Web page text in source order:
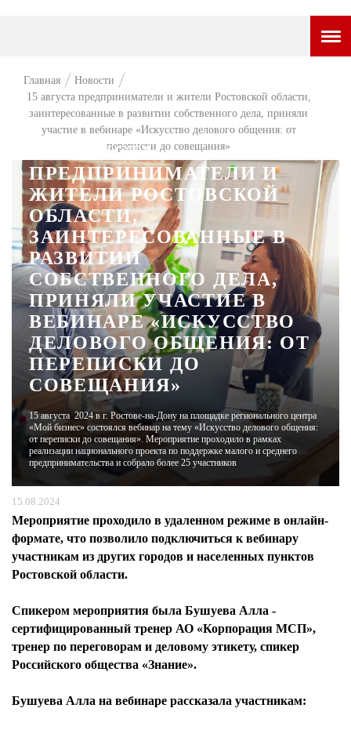
НОВОСТИ
ВОПРОС НЕДЕЛИ
ПРЕМЬЕРА
ТАМ И ТУТ
СТИЛЬ ЖИЗНИ
ХАЙП
ЧЕЛОВЕК ОСОБЕННЫЙ
КУЛЬТ ЕДЫ
АФИША
Главная
Новости
15 августа предприниматели и жители Ростовской области,
заинтересованные в развитии собственного дела, приняли
участие в вебинаре «Искусство делового общения: от
переписки до совещания»
15 АВГУСТА
ПРЕДПРИНИМАТЕЛИ И
ЖИТЕЛИ РОСТОВСКОЙ
ОБЛАСТИ,
ЗАИНТЕРЕСОВАННЫЕ В
РАЗВИТИИ
СОБСТВЕННОГО ДЕЛА,
ПРИНЯЛИ УЧАСТИЕ В
ВЕБИНАРЕ «ИСКУССТВО
ДЕЛОВОГО ОБЩЕНИЯ: ОТ
ПЕРЕПИСКИ ДО
СОВЕЩАНИЯ»
15 августа 2024 в г. Ростове-на-Дону на площадке регионального центра
«Мой бизнес» состоялся вебинар на тему «Искусство делового общения:
от переписки до совещания». Мероприятие проходило в рамках
реализации национального проекта по поддержке малого и среднего
предпринимательства и собрало более 25 участников
15.08.2024
Мероприятие проходило в удаленном режиме в онлайн-
формате, что позволило подключиться к вебинару
участникам из других городов и населенных пунктов
Ростовской области.
Спикером мероприятия была Бушуева Алла -
сертифицированный тренер АО «Корпорация МСП»,
тренер по переговорам и деловому этикету, спикер
Российского общества «Знание».
Бушуева Алла на вебинаре рассказала участникам: